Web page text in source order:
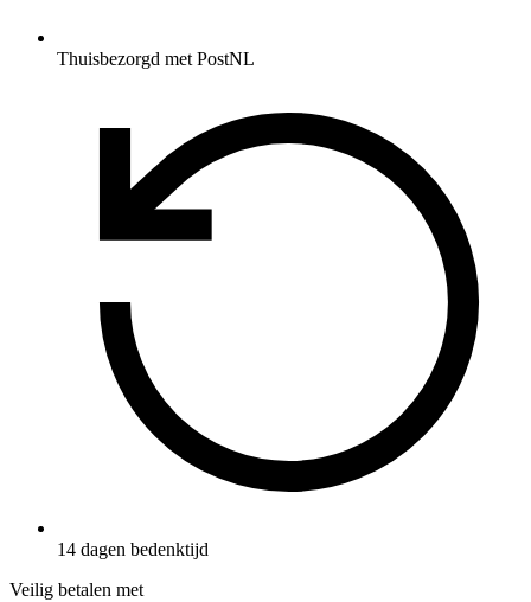
Thuisbezorgd met PostNL
14 dagen bedenktijd
Veilig betalen met